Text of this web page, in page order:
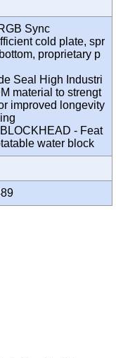
Sync
cold plate, spr
proprietary p
Seal High Industri
material to strengt
improved longevity
- Feat
water block